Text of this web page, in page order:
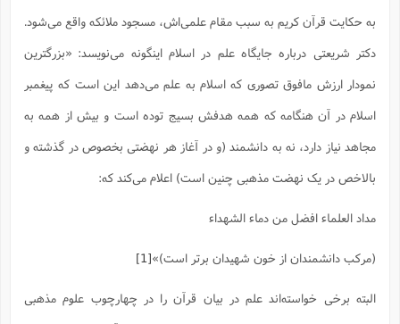
به حکایت قرآن کریم به سبب مقام علمی‌اش، مسجود ملائکه واقع می‌شود.
دکتر شریعتی درباره جایگاه علم در اسلام اینگونه می‌نویسد: «بزرگترین
نمودار ارزش مافوق تصوری که اسلام به علم می‌دهد این است که پیغمبر
اسلام در آن هنگامه که همه هدفش بسیج توده است و بیش از همه به
مجاهد نیاز دارد، نه به دانشمند (و در آغاز هر نهضتی بخصوص در گذشته و
بالاخص در یک نهضت مذهبی چنین است) اعلام می‌کند که:
مداد العلماء افضل من دماء الشهداء
(مرکب دانشمندان از خون شهیدان برتر است)»[1]
البته برخی خواسته‌اند علم در بیان قرآن را در چهارچوب علوم مذهبی